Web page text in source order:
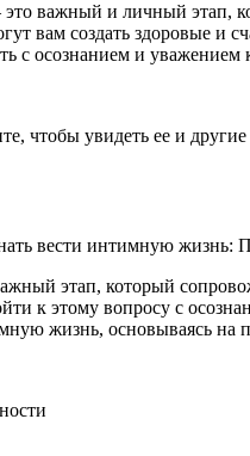
важный и личный этап,
вам создать здоровые
с осознанием и уважением
чтобы увидеть ее и
вести интимную жизнь:
этап, который
к этому вопросу с
жизнь, основываясь на